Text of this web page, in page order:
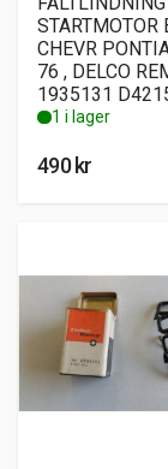
STARTMOTOR
CHEVR
76 , DELCO
1935131
1 i lager
490 kr